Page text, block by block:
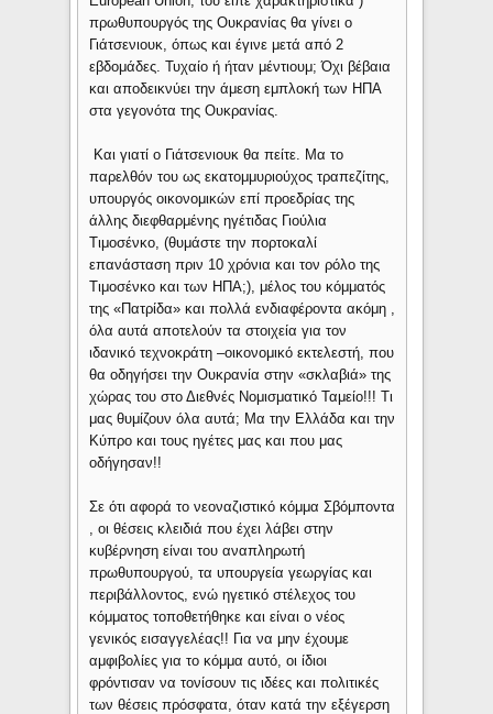
πρωθυπουργός της Ουκρανίας θα γίνει ο
Γιάτσενιουκ, όπως και έγινε μετά από 2
εβδομάδες. Τυχαίο ή ήταν μέντιουμ; Όχι βέβαια
και αποδεικνύει την άμεση εμπλοκή των ΗΠΑ
στα γεγονότα της Ουκρανίας.
Και γιατί ο Γιάτσενιουκ θα πείτε. Μα το
παρελθόν του ως εκατομμυριούχος τραπεζίτης,
υπουργός οικονομικών επί προεδρίας της
άλλης διεφθαρμένης ηγέτιδας Γιούλια
Τιμοσένκο, (θυμάστε την πορτοκαλί
επανάσταση πριν 10 χρόνια και τον ρόλο της
Τιμοσένκο και των ΗΠΑ;), μέλος του κόμματός
της «Πατρίδα» και πολλά ενδιαφέροντα ακόμη ,
όλα αυτά αποτελούν τα στοιχεία για τον
ιδανικό τεχνοκράτη –οικονομικό εκτελεστή, που
θα οδηγήσει την Ουκρανία στην «σκλαβιά» της
χώρας του στο Διεθνές Νομισματικό Ταμείο!!! Τι
μας θυμίζουν όλα αυτά; Μα την Ελλάδα και την
Κύπρο και τους ηγέτες μας και που μας
οδήγησαν!!
Σε ότι αφορά το νεοναζιστικό κόμμα Σβόμποντα
, οι θέσεις κλειδιά που έχει λάβει στην
κυβέρνηση είναι του αναπληρωτή
πρωθυπουργού, τα υπουργεία γεωργίας και
περιβάλλοντος, ενώ ηγετικό στέλεχος του
κόμματος τοποθετήθηκε και είναι ο νέος
γενικός εισαγγελέας!! Για να μην έχουμε
αμφιβολίες για το κόμμα αυτό, οι ίδιοι
φρόντισαν να τονίσουν τις ιδέες και πολιτικές
των θέσεις πρόσφατα, όταν κατά την εξέγερση